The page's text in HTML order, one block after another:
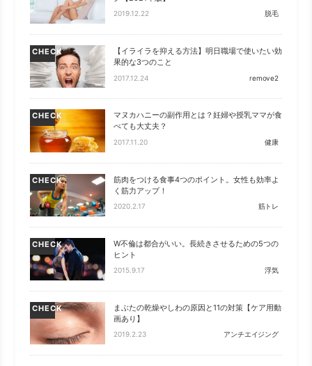
2019.12.22 脱毛
CHECK
【イライラを抑える方法】明日職場で使いたい効
果的な3つのこと
2017.12.24 remove2
CHECK
マヌカハニーの副作用とは？妊婦や授乳ママが食
べても大丈夫？
2017.11.20 健康
CHECK
筋肉をつける食事4つのポイント。女性も効率よ
く筋力アップ！
2020.2.17 筋トレ
CHECK
W不倫は都合がいい。長続きさせるための5つの
ヒント
2015.9.17 浮気
CHECK
まぶたの乾燥やしわの原因と11の対策【ケア用動
画あり】
2019.2.23 アンチエイジング